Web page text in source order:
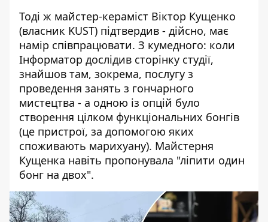
Тоді ж майстер-кераміст Віктор Кущенко
(власник KUST) підтвердив - дійсно, має
намір співпрацювати. З кумедного: коли
Інформатор дослідив сторінку студії,
знайшов там, зокрема, послугу з
проведення занять з гончарного
мистецтва - а одною із опцій було
створення цілком функціональних бонгів
(це пристрої, за допомогою яких
споживають марихуану). Майстерня
Кущенка навіть пропонувала "ліпити один
бонг на двох".